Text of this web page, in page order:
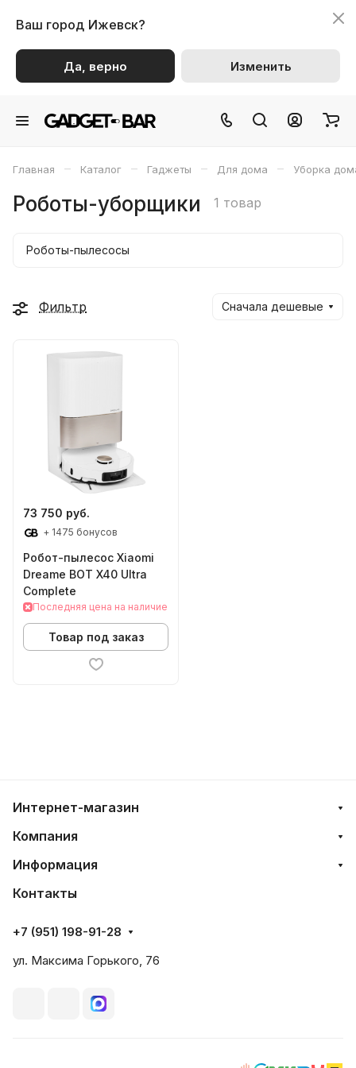
Ваш город Ижевск?
Да, верно Изменить
Главная – Каталог – Гаджеты – Для дома – Уборка
Роботы-уборщики 1 товар
Роботы-пылесосы
Фильтр Сначала дешевые
73 750 руб.
+ 1475 бонусов
Робот-пылесос Xiaomi
Dreame BOT X40 Ultra
Complete
Последняя цена на наличие
Товар под заказ
Интернет-магазин
Компания
Информация
Контакты
+7 (951) 198-91-28
ул. Максима Горького, 76